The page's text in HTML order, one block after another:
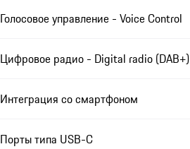
Голосовое управление - Voice Control
Цифровое радио - Digital radio (DAB+)
Интеграция со смартфоном
Порты типа USB-C